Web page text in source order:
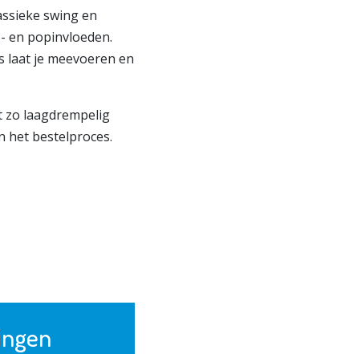
swing en
en popinvloeden.
laat je meevoeren en
zo laagdrempelig
het bestelproces.